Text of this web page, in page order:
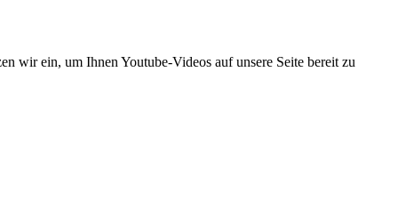
wir ein, um Ihnen Youtube-Videos auf unsere Seite bereit zu